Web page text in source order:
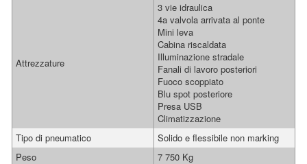
Attrezzature
3 vie idraulica
4a valvola arrivata al ponte
Mini leva
Cabina riscaldata
Illuminazione stradale
Fanali di lavoro posteriori
Fuoco scoppiato
Blu spot posteriore
Presa USB
Climatizzazione
Tipo di pneumatico
Solido e flessibile non marking
Peso
7 750 Kg